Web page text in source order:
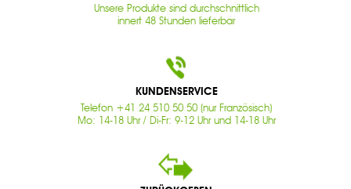
Unsere Produkte sind durchschnittlich
innert 48 Stunden lieferbar
KUNDENSERVICE
Telefon +41 24 510 50 50 (nur Französisch)
Mo: 14-18 Uhr / Di-Fr: 9-12 Uhr und 14-18 Uhr